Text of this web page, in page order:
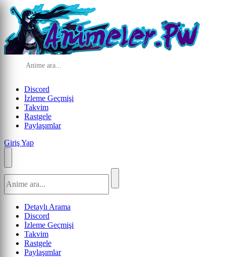
Discord
İzleme Geçmişi
Takvim
Rastgele
Paylaşımlar
Giriş Yap
Detaylı Arama
Discord
İzleme Geçmişi
Takvim
Rastgele
Paylaşımlar